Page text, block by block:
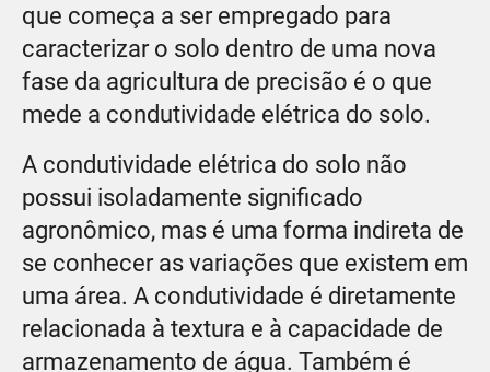
que começa a ser empregado para
caracterizar o solo dentro de uma nova
fase da agricultura de precisão é o que
mede a condutividade elétrica do solo.
A condutividade elétrica do solo não
possui isoladamente significado
agronômico, mas é uma forma indireta de
se conhecer as variações que existem em
uma área. A condutividade é diretamente
relacionada à textura e à capacidade de
armazenamento de água. Também é